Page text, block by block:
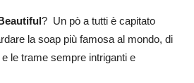
Beautiful ? Un pò a tutti è capitato
la soap più famosa al mondo, di
le trame sempre intriganti e